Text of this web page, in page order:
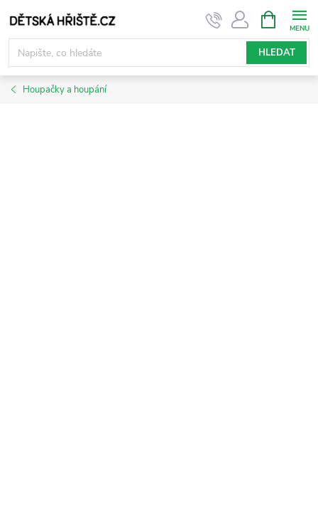
na
obsah
HLEDAT
NÁKUPNÍ
KOŠÍK
Houpačky a houpání